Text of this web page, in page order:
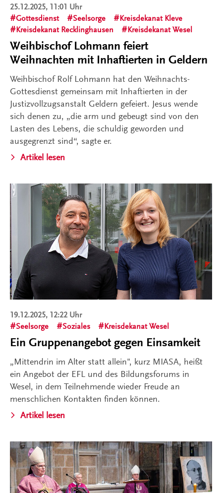
25.12.2025, 11:01 Uhr
Gottesdienst
Seelsorge
Kreisdekanat Kleve
Kreisdekanat Recklinghausen
Kreisdekanat Wesel
Weihbischof Lohmann feiert
Weihnachten mit Inhaftierten in Geldern
Weihbischof Rolf Lohmann hat den Weihnachts-
Gottesdienst gemeinsam mit Inhaftierten in der
Justizvollzugsanstalt Geldern gefeiert. Jesus wende
sich denen zu, „die arm und gebeugt sind von den
Lasten des Lebens, die schuldig geworden und
ausgegrenzt sind“, sagte er.
Artikel lesen
19.12.2025, 12:22 Uhr
Seelsorge
Soziales Kreisdekanat Wesel
Ein Gruppenangebot gegen Einsamkeit
„Mittendrin im Alter statt allein", kurz MIASA, heißt
ein Angebot der EFL und des Bildungsforums in
Wesel, in dem Teilnehmende wieder Freude an
menschlichen Kontakten finden können.
Artikel lesen